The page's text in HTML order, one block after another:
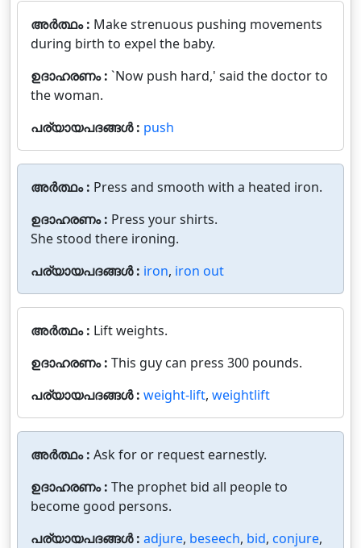
അർത്ഥം : Make strenuous pushing movements
during birth to expel the baby.
ഉദാഹരണം : `Now push hard,' said the doctor to
the woman.
പര്യായപദങ്ങൾ : push
അർത്ഥം : Press and smooth with a heated iron.
ഉദാഹരണം : Press your shirts.
She stood there ironing.
പര്യായപദങ്ങൾ : iron, iron out
അർത്ഥം : Lift weights.
ഉദാഹരണം : This guy can press 300 pounds.
പര്യായപദങ്ങൾ : weight-lift, weightlift
അർത്ഥം : Ask for or request earnestly.
ഉദാഹരണം : The prophet bid all people to
become good persons.
പര്യായപദങ്ങൾ : adjure, beseech, bid, conjure,